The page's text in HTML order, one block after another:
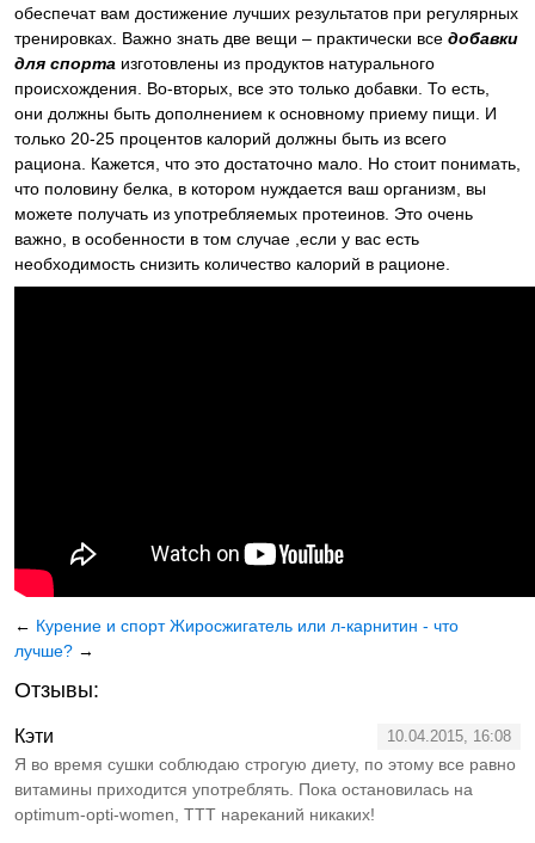
обеспечат вам достижение лучших результатов при регулярных
тренировках. Важно знать две вещи – практически все добавки
для спорта изготовлены из продуктов натурального
происхождения. Во-вторых, все это только добавки. То есть,
они должны быть дополнением к основному приему пищи. И
только 20-25 процентов калорий должны быть из всего
рациона. Кажется, что это достаточно мало. Но стоит понимать,
что половину белка, в котором нуждается ваш организм, вы
можете получать из употребляемых протеинов. Это очень
важно, в особенности в том случае ,если у вас есть
необходимость снизить количество калорий в рационе.
← Курение и спорт Жиросжигатель или л-карнитин - что
лучше? →
Отзывы:
Кэти 10.04.2015, 16:08
Я во время сушки соблюдаю строгую диету, по этому все равно
витамины приходится употреблять. Пока остановилась на
optimum-opti-women, ТТТ нареканий никаких!